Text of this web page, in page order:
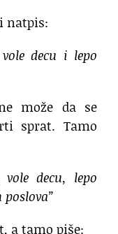
natpis:
decu i lepo
može da se
sprat. Tamo
decu, lepo
a tamo piše: